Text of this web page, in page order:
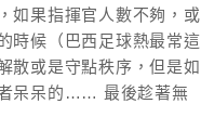
如果指揮官人數不夠，或
時候（巴西足球熱最常這
散或是守點秩序，但是如
呆呆的…… 最後趁著無